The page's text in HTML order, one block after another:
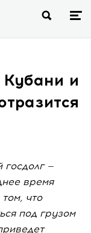
Кубани и
—
время
что
под грузом